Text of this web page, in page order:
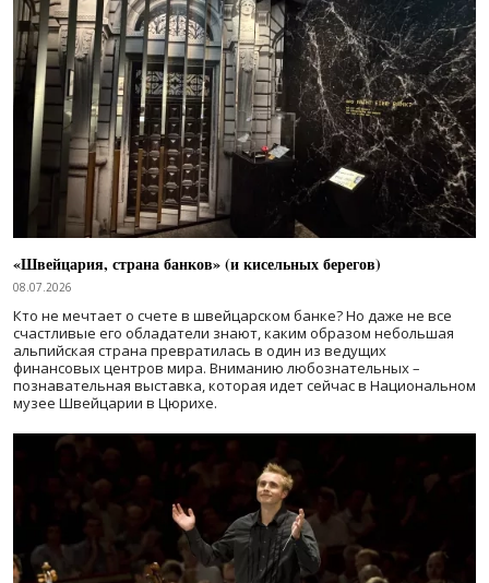
«Швейцария, страна банков» (и кисельных берегов)
08.07.2026
Кто не мечтает о счете в швейцарском банке? Но даже не все
счастливые его обладатели знают, каким образом небольшая
альпийская страна превратилась в один из ведущих
финансовых центров мира. Вниманию любознательных –
познавательная выставка, которая идет сейчас в Национальном
музее Швейцарии в Цюрихе.